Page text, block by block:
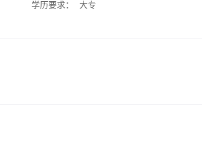
学历要求：
大专